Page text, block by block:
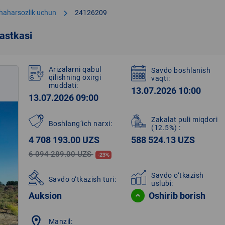
uchun chevron_right 24126209
Arizalarni qabul
qilishning oxirgi
muddati:
13.07.2026 09:00
Savdo boshlanish
vaqti:
13.07.2026 10:00
Boshlang‘ich narxi:
4 708 193.00 UZS
6 094 289.00 UZS -23%
Zakalat puli miqdori
(12.5%) :
588 524.13 UZS
Savdo o‘tkazish turi:
Auksion
Savdo o‘tkazish
uslubi:
Oshirib borish
location_on Manzil: